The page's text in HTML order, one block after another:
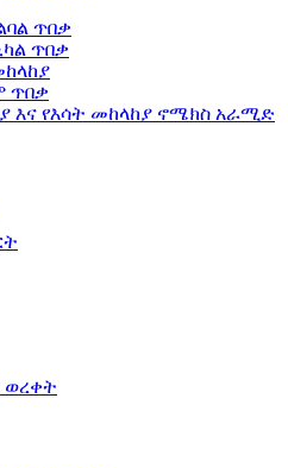
ጥበቃ
ጥበቃ
ጥበቃ
እና የእሳት መከላከያ ኖሜክስ አራሚድ
ወረቀት